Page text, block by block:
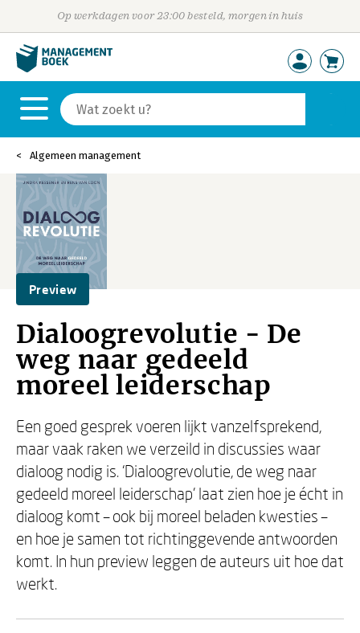
Op werkdagen voor 23:00 besteld, morgen in huis
Algemeen management
Preview
Dialoogrevolutie - De
weg naar gedeeld
moreel leiderschap
Een goed gesprek voeren lijkt vanzelfsprekend,
maar vaak raken we verzeild in discussies waar
dialoog nodig is. ‘Dialoogrevolutie, de weg naar
gedeeld moreel leiderschap’ laat zien hoe je écht in
dialoog komt – ook bij moreel beladen kwesties –
en hoe je samen tot richtinggevende antwoorden
komt. In hun preview leggen de auteurs uit hoe dat
werkt.